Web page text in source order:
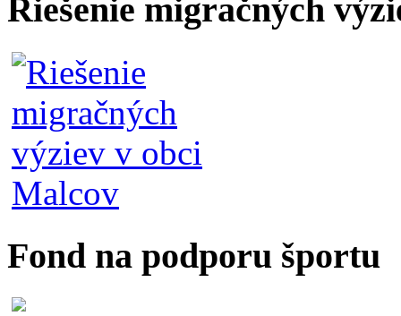
Riešenie migračných
Fond na podporu športu